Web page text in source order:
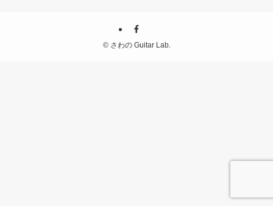
©さわの Guitar Lab.